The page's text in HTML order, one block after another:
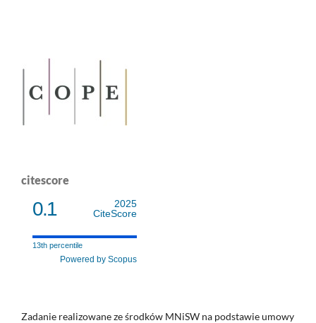
citescore
0.1
2025
CiteScore
13th percentile
Powered by Scopus
Zadanie realizowane ze środków MNiSW na podstawie umowy